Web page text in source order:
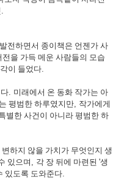
전하면서 종이책은 언젠가 사
을 가득 메운 사람들의 모습
이 들었다
미래에서 온 동화 작가는 아
평범한 하루였지만
작가에게
별한 사건이 아니라 평범한 하
하지 않을 가치가 무엇인지 생
있으며 각 장 뒤에 마련된 '생
있도록 도와준다